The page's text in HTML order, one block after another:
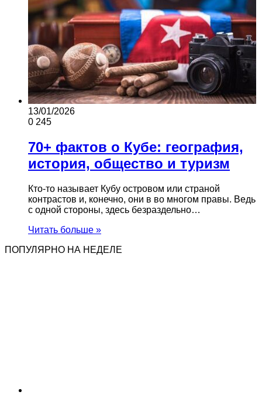
13/01/2026
0 245
70+ фактов о Кубе: география,
история, общество и туризм
Кто-то называет Кубу островом или страной
контрастов и, конечно, они в во многом правы. Ведь
с одной стороны, здесь безраздельно…
Читать больше »
ПОПУЛЯРНО НА НЕДЕЛЕ